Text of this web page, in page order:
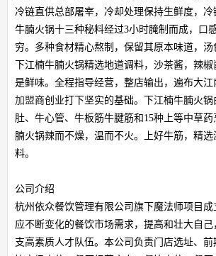
冷链直供总部屠宰，冷却处理保持生鲜度，
牛腩火锅十三种秘料经过3小时腌制而成，口
穷。多种食材精心熬制，保留其原本味道，汤
下江楠牛腩火锅精选地道调料，沙茶酱，辣
是鲜味。全程指导经营，整店输出，遍布大
加盟商创业打下坚实的基础。下江楠牛腩火
肚、牛心管、牛板筋牛腱筋和15种上等中草
腩火锅辣而不燥，温而不火。上好牛筋，精
料。
公司介绍
杭州依众餐饮管理有限公司旗下魔法师项目成
应不断变化的餐饮市场需求，提高和壮大自
支高素质人才队伍。本公司负责门店选址、